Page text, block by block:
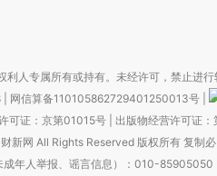
人专属所有或持有。未经许可，禁止进行
网信算备110105862729401250013号
可证：京第01015号| 出版物经营许可证
新网 All Rights Reserved 版权所有 复制
成年人举报、谣言信息）：010-